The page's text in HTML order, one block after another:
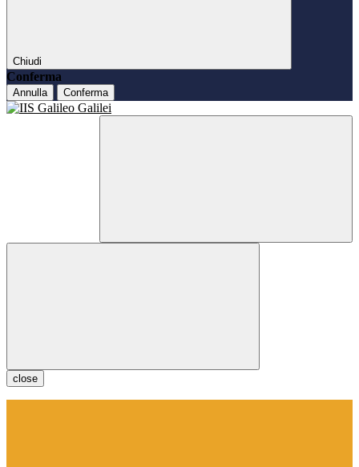
Chiudi
Conferma
Annulla Conferma
close